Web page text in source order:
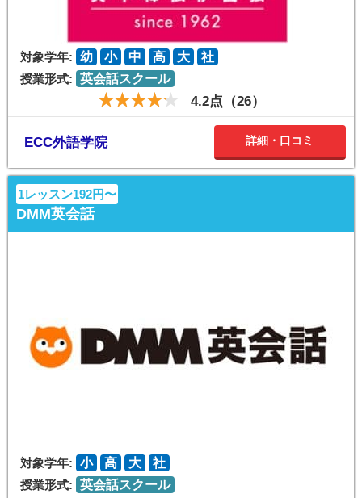
対象学年: 幼 小 中 高 大
社
授業形式: 英会話スクール
4.2点（26）
ECC外語学院 詳細・口コミ
1レッスン192円〜
DMM英会話
対象学年: 小 高 大
社
授業形式: 英会話スクール